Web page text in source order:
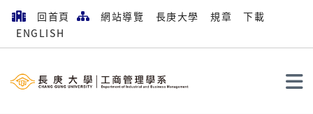
回首頁 網站導覽 長庚大學 規章
下載
ENGLISH